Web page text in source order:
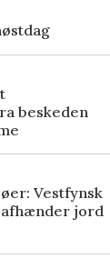
beskeden
Vestfynsk
jord